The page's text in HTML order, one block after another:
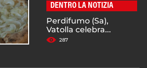
DENTRO LA NOTIZIA
Perdifumo (Sa),
Vatolla celebra...
287